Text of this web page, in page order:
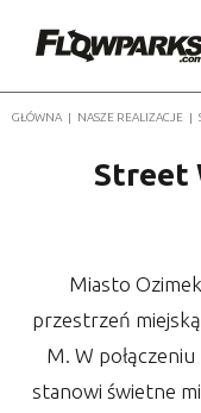
GŁÓWNA | NASZE REALIZACJE |
Street
Miasto
przestrzeń
M. W
stanowi świetne